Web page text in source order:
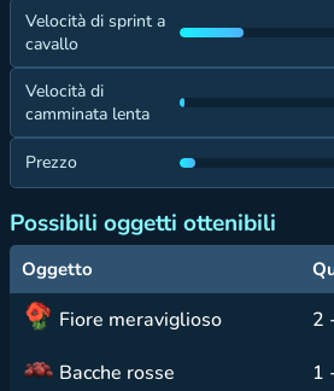
Velocità di sprint a
cavallo
Velocità di
camminata lenta
Prezzo
Possibili oggetti ottenibili
Oggetto
Fiore meraviglioso 2
Bacche rosse
1